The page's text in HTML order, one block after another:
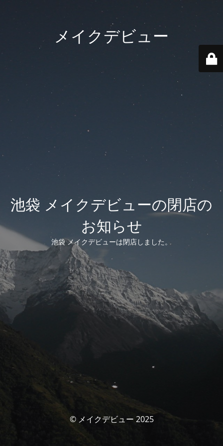
メイクデビュー
池袋 メイクデビューの閉店の
お知らせ
池袋 メイクデビューは閉店しました。
© メイクデビュー 2025